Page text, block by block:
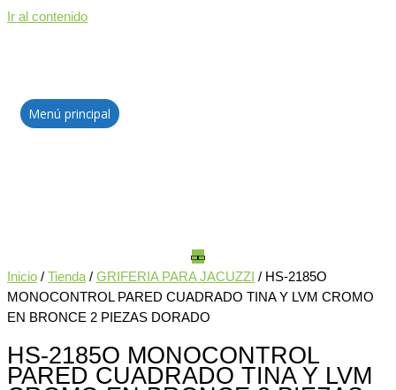
Ir al contenido
Menú principal
Inicio / Tienda / GRIFERIA PARA JACUZZI / HS-2185O
MONOCONTROL PARED CUADRADO TINA Y LVM CROMO
EN BRONCE 2 PIEZAS DORADO
HS-2185O MONOCONTROL
PARED CUADRADO TINA Y LVM